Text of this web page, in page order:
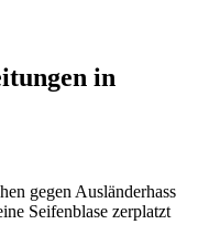
in
gegen Ausländerhass
Seifenblase zerplatzt